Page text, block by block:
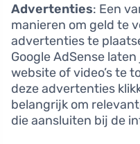
Advertenties: Een
manieren om geld te
advertenties te
Google AdSense
website of video’s te
deze advertenties
belangrijk om
die aansluiten bij de